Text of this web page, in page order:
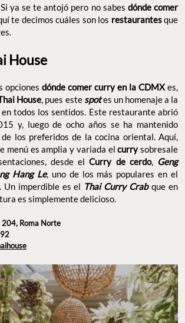
quesignifica salsay en sí este guiso se
carne o pescado cocinados en una salsa
ya se te antojó pero no sabes
opcionesdónde comer curry en la CDMXes,
House, pues estespotes un homenaje a
en todos los sentidos. Este restaurante
2015 y, luego de ocho años se ha mantenido
los preferidos de la cocina oriental. Aquí,
menú es amplia y variada elcurrysobresale
desde elCurry de cerdo,Geng Hang
Le, uno de los más populares en el norte de
es elThai Curry Crab
204, Roma Norte
4492